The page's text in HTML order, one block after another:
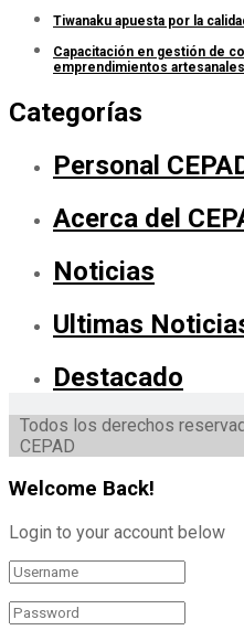
Tiwanaku apuesta por la
Capacitación en gestión de
emprendimientos
Categorías
Personal
Acerca del
Noticias
Ultimas
Destacado
Todos los derechos
CEPAD
Welcome Back!
Login to your account below